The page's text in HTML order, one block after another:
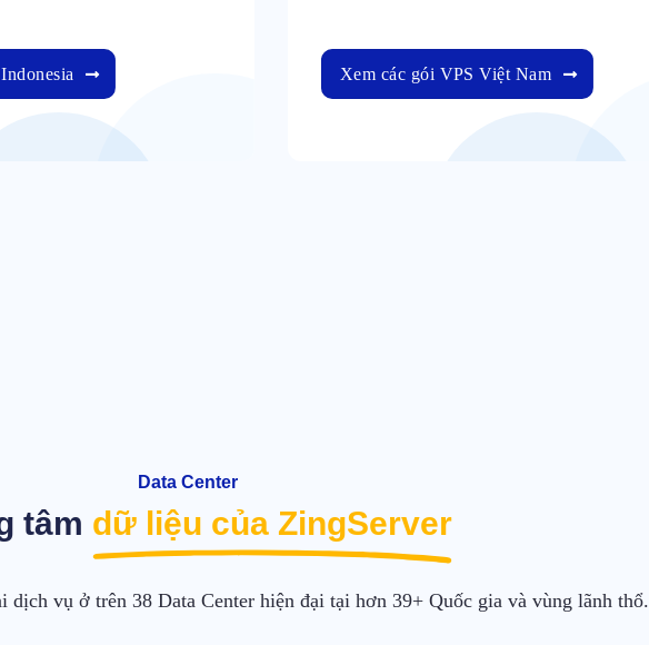
Xem các gói VPS Việt Nam
Data Center
tâm dữ liệu của ZingServer
dịch vụ ở trên 38 Data Center hiện đại tại hơn 39+ Quốc gia và vùng lãnh thổ.